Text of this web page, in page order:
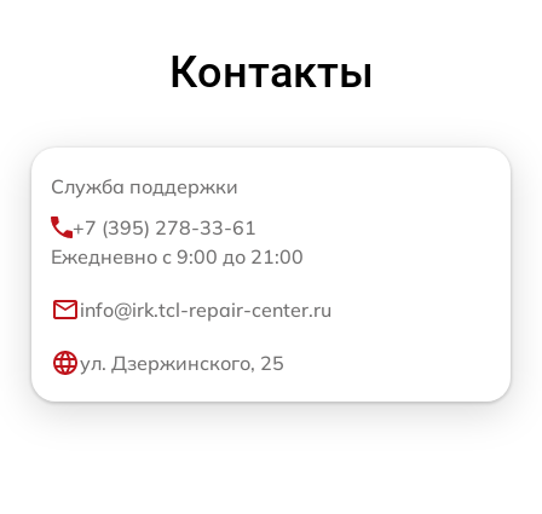
Контакты
Служба поддержки
+7 (395) 278-33-61
Ежедневно с 9:00 до 21:00
info@irk.tcl-repair-center.ru
ул. Дзержинского, 25